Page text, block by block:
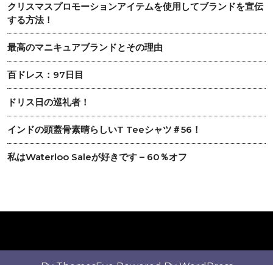
クリスマスプロモーションアイテムを使用してブランドを宣伝
する方法！
最高のマニキュアブランドとその理由
百ドレス：97日目
ドリス日の巡礼者！
インドの頭蓋骨素晴らしいT Teeシャツ＃56！
私はWaterloo Saleが好きです – 60％オフ